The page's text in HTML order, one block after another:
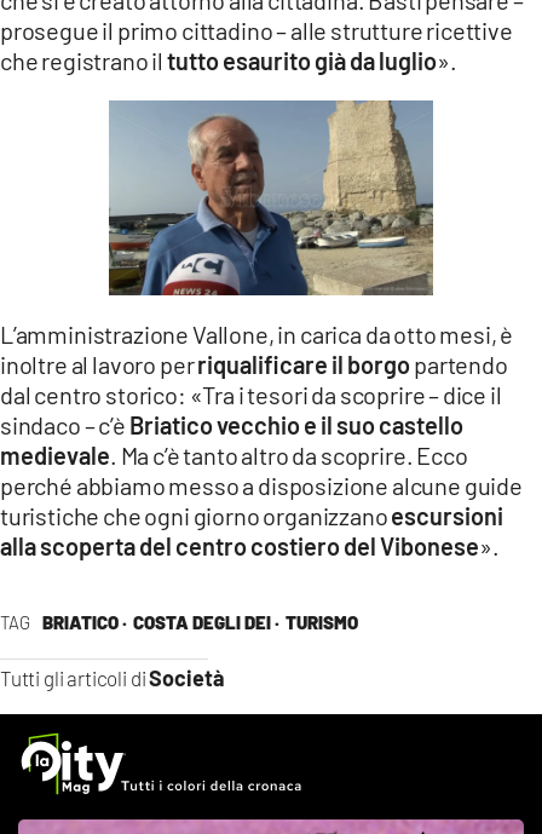
TAG BRIATICO · COSTA DEGLI DEI · TURISMO
Tutti gli articoli diSocietà
prosegue il primo cittadino – alle strutture ricettive
che registrano il tutto esaurito già da luglio».
L’amministrazione Vallone, in carica da otto mesi, è
inoltre al lavoro perriqualificare il borgopartendo
dal centro storico: «Tra i tesori da scoprire – dice il
sindaco – c’è Briatico vecchio e il suo castello
medievale. Ma c’è tanto altro da scoprire. Ecco
perché abbiamo messo a disposizione alcune guide
turistiche che ogni giorno organizzanoescursioni
alla scoperta del centro costiero del Vibonese».